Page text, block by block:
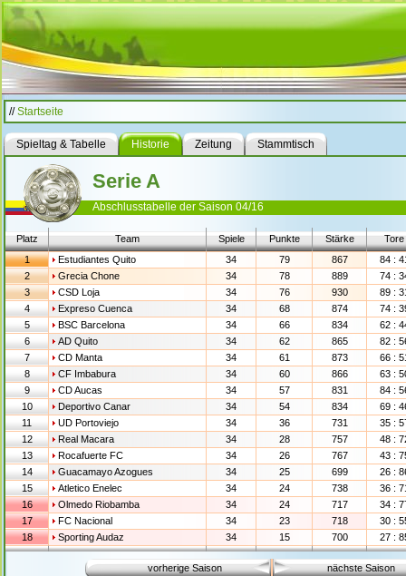
//Startseite
Spieltag & Tabelle Historie Zeitung Stammtisch
Serie A
Abschlusstabelle der Saison 04/16
Platz Team Spiele Punkte Stärke
Tore
1
Estudiantes Quito 34 79 867
84 :
2
Grecia Chone 34 78 889
74 :
3
CSD Loja 34 76 930
89 :
4
Expreso Cuenca 34 68 874
74 :
5
BSC Barcelona 34 66 834
62 :
6
AD Quito 34 62 865
82 :
7
CD Manta 34 61 873
66 :
8
CF Imbabura 34 60 866
63 :
9
CD Aucas 34 57 831
84 :
10
Deportivo Canar 34 54 834
69 :
11
UD Portoviejo 34 36 731
35 :
12
Real Macara 34 28 757
48 :
13
Rocafuerte FC 34 26 767
43 :
14
Guacamayo Azogues 34 25 699
26 :
15
Atletico Enelec 34 24 738
36 :
16
Olmedo Riobamba 34 24 717
34 :
17
FC Nacional 34 23 718
30 :
18
Sporting Audaz 34 15 700 27 :
vorherige Saison nächste Saison